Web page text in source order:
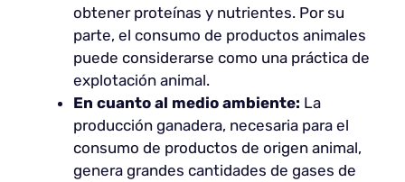
obtener proteínas y nutrientes. Por su
parte, el consumo de productos animales
puede considerarse como una práctica de
explotación animal.
En cuanto al medio ambiente: La
producción ganadera, necesaria para el
consumo de productos de origen animal,
genera grandes cantidades de gases de